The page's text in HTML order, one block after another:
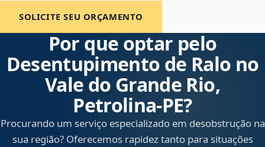
SOLICITE SEU ORÇAMENTO
Por que optar pelo
Desentupimento de Ralo no
Vale do Grande Rio,
Petrolina‑PE?
Procurando um serviço especializado em desobstrução na
sua região? Oferecemos rapidez tanto para situações